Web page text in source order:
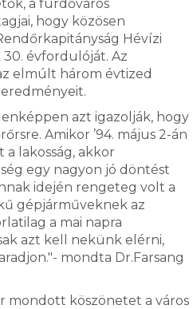
a fürdőváros
hogy közösen
Hévízi
évfordulóját. Az
elmúlt három évtized
azt igazolják, hogy
Amikor ’94. május 2-án
lakosság, akkor
egy nagyon jó döntést
idején rengeteg volt a
gépjárműveknek az
a mai napra
azt kell nekünk elérni,
mondta Dr.Farsang
mondott köszönetet a város